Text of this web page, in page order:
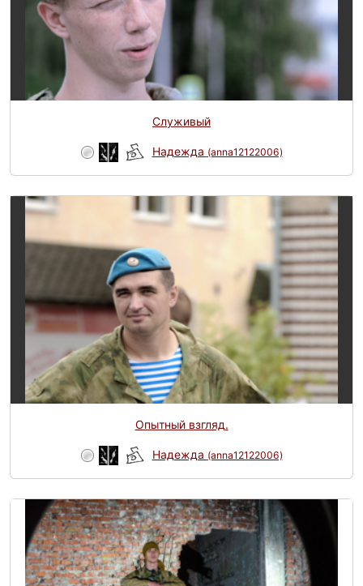
Служивый
Надежда (anna12122006)
Опытный взгляд.
Надежда (anna12122006)